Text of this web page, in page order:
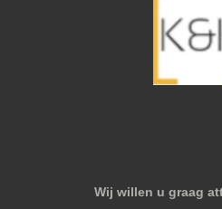
Wij willen u graag